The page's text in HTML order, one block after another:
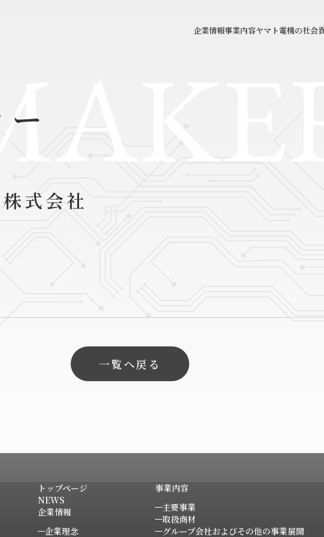
企業情報事業内容ヤマト電機の社会
式会社
一覧へ戻る
トップページ
NEWS
企業情報
企業理念
事業内容
主要事業
取扱商材
グループ会社およびその他の事業展開